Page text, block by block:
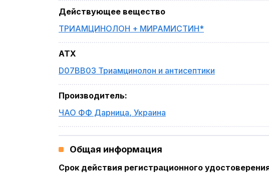
Действующее вещество
ТРИАМЦИНОЛОН + МИРАМИСТИН*
ATX
D07BB03 Триамцинолон и антисептики
Производитель:
ЧАО ФФ Дарница, Украина
Общая информация
Срок действия регистрационного